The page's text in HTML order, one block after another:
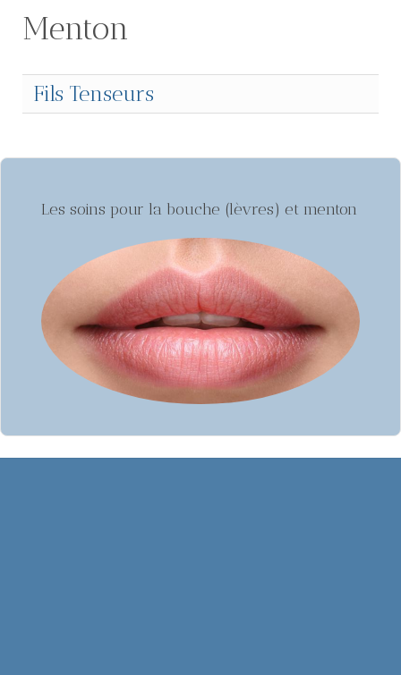
Menton
Fils Tenseurs
Les soins pour la bouche (lèvres) et menton